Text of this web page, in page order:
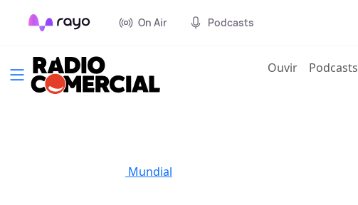
On Air Podcasts
Ouvir(current)
Podcasts
Mundial